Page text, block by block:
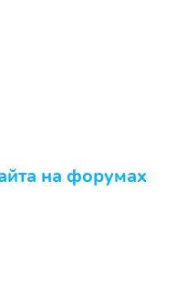
на форумах